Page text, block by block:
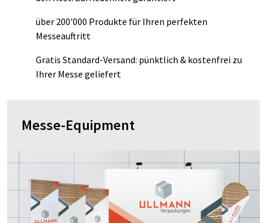
über 200'000 Produkte für Ihren perfekten
Messeauftritt
Gratis Standard-Versand: pünktlich & kostenfrei zu
Ihrer Messe geliefert
Messe-Equipment